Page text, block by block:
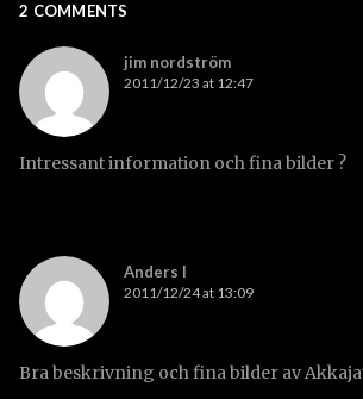
2 COMMENTS
jim nordström
2011/12/23 at 12:47
Intressant information och fina bilder ?
Anders I
2011/12/24 at 13:09
Bra beskrivning och fina bilder av